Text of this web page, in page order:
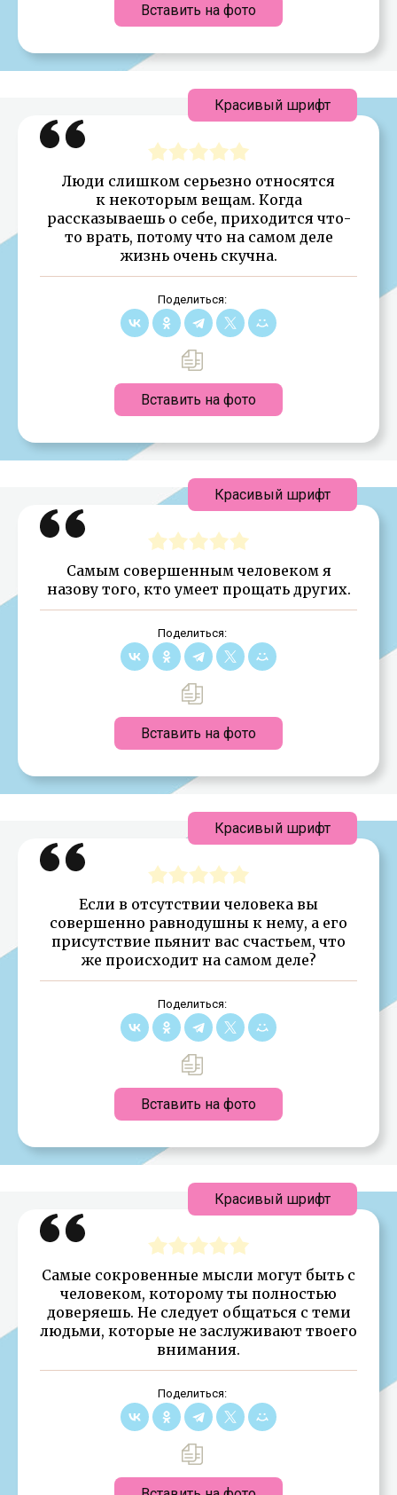
Вставить на фото
Люди слишком серьезно относятся
к некоторым вещам. Когда
рассказываешь о себе, приходится что-
то врать, потому что на самом деле
жизнь очень скучна.
Поделиться:
Вставить на фото
Красивый шрифт
Самым совершенным человеком я
назову того, кто умеет прощать других.
Поделиться:
Вставить на фото
Красивый шрифт
Если в отсутствии человека вы
совершенно равнодушны к нему, а его
присутствие пьянит вас счастьем, что
же происходит на самом деле?
Поделиться:
Вставить на фото
Красивый шрифт
Самые сокровенные мысли могут быть с
человеком, которому ты полностью
доверяешь. Не следует общаться с теми
людьми, которые не заслуживают твоего
внимания.
Поделиться:
Красивый шрифт